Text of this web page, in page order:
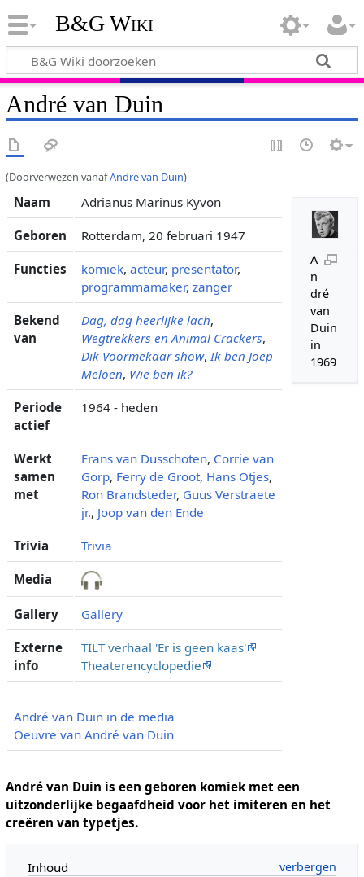
B&G Wiki
André van Duin
(Doorverwezen vanafAndre van Duin)
A
n
dré
van
Duin
in
1969
Naam Adrianus Marinus Kyvon
Geboren Rotterdam, 20 februari 1947
Functies komiek, acteur, presentator,
programmamaker, zanger
Bekend
van
Dag, dag heerlijke lach,
Wegtrekkers en Animal Crackers,
Dik Voormekaar show, Ik ben Joep
Meloen, Wie ben ik?
Periode
actief
1964 - heden
Werkt
samen
met
Frans van Dusschoten, Corrie van
Gorp, Ferry de Groot, Hans Otjes,
Ron Brandsteder, Guus Verstraete
jr., Joop van den Ende
Trivia Trivia
Media
Gallery Gallery
Externe
info
TILT verhaal 'Er is geen kaas'
Theaterencyclopedie
André van Duin in de media
Oeuvre van André van Duin
André van Duin is een geboren komiek met een
uitzonderlijke begaafdheid voor het imiteren en het
creëren van typetjes.
Inhoud